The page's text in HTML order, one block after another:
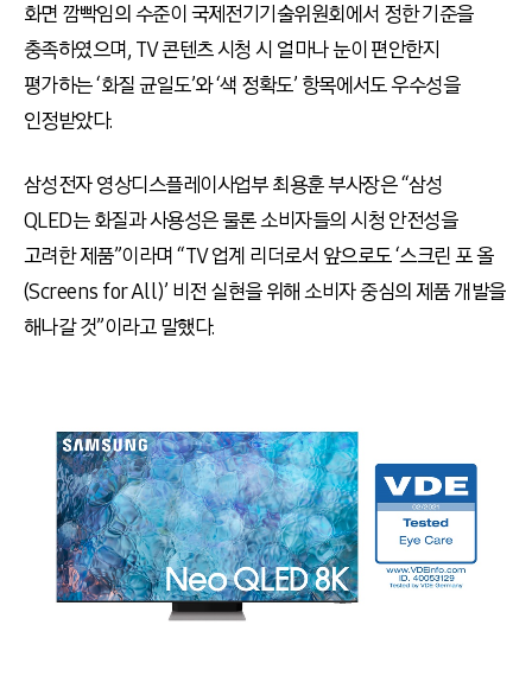
화면 깜빡임의 수준이 국제전기기술위원회에서 정한 기준을
충족하였으며, TV 콘텐츠 시청 시 얼마나 눈이 편안한지
평가하는 ‘화질 균일도’와 ‘색 정확도’ 항목에서도 우수성을
인정받았다.
삼성전자 영상디스플레이사업부 최용훈 부사장은 “삼성
QLED는 화질과 사용성은 물론 소비자들의 시청 안전성을
고려한 제품”이라며 “TV 업계 리더로서 앞으로도 ‘스크린 포 올
(Screens for All)’ 비전 실현을 위해 소비자 중심의 제품 개발을
해나갈 것”이라고 말했다.